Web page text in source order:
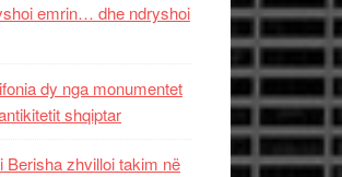
emrin… dhe ndryshoi
dy nga monumentet
shqiptar
Berisha zhvilloi takim në